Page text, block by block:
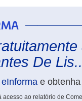
De
eInforma e obtenha
acesso ao relatório de